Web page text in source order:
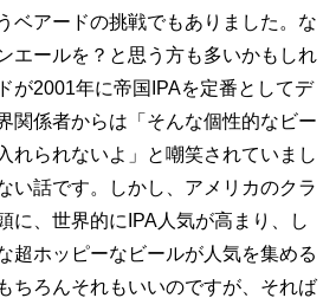
ベアードの挑戦でもありました。な
エールを？と思う方も多いかもしれ
が2001年に帝国IPAを定番としてデ
関係者からは「そんな個性的なビー
れられないよ」と嘲笑されていまし
い話です。しかし、アメリカのクラ
に、世界的にIPA人気が高まり、し
超ホッピーなビールが人気を集める
ちろんそれもいいのですが、それば